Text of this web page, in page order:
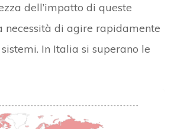
dell’impatto di queste
di agire rapidamente
In Italia si superano le